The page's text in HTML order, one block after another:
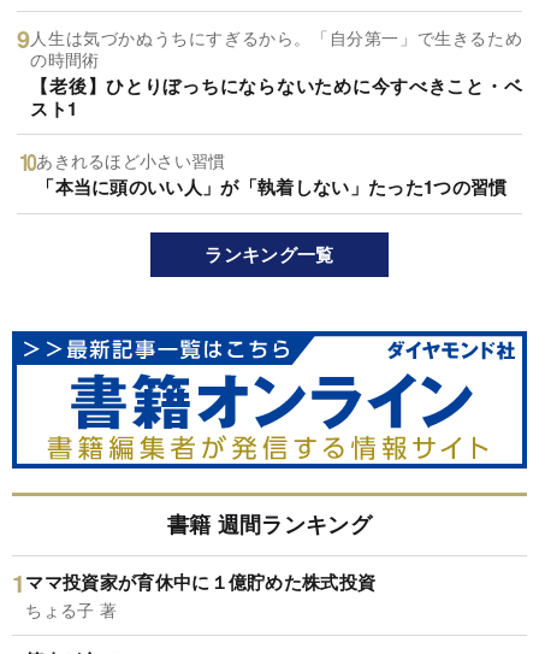
人生は気づかぬうちにすぎるから。「自分第一」で生きるため
の時間術
【老後】ひとりぼっちにならないために今すべきこと・ベ
スト1
あきれるほど小さい習慣
「本当に頭のいい人」が「執着しない」たった1つの習慣
ランキング一覧
書籍 週間ランキング
ママ投資家が育休中に１億貯めた株式投資
ちょる子 著